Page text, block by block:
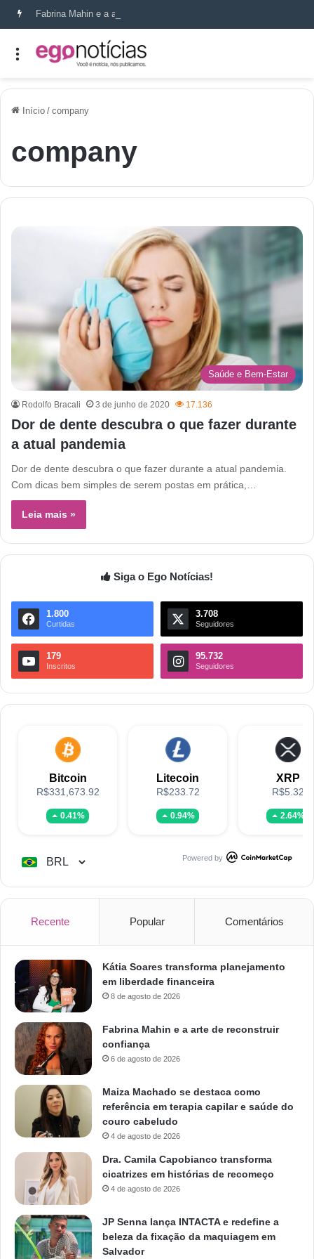
Fabrina Mahin e a arte de reconstruir confiança
Início / company
company
Saúde e Bem-Estar
Rodolfo Bracali 3 de junho de 2020 17.136
Dor de dente descubra o que fazer durante
a atual pandemia
Dor de dente descubra o que fazer durante a atual pandemia.
Com dicas bem simples de serem postas em prática,…
Leia mais »
Siga o Ego Notícias!
1.800
Curtidas
3.708
Seguidores
179
Inscritos
95.732
Seguidores
Bitcoin
R$331,673.92
0.41%
Litecoin
R$233.72
0.94%
XRP
R$5.32
2.64%
Powered by
Recente Popular Comentários
Kátia Soares transforma planejamento
em liberdade financeira
8 de agosto de 2026
Fabrina Mahin e a arte de reconstruir
confiança
6 de agosto de 2026
Maiza Machado se destaca como
referência em terapia capilar e saúde do
couro cabeludo
4 de agosto de 2026
Dra. Camila Capobianco transforma
cicatrizes em histórias de recomeço
4 de agosto de 2026
JP Senna lança INTACTA e redefine a
beleza da fixação da maquiagem em
Salvador